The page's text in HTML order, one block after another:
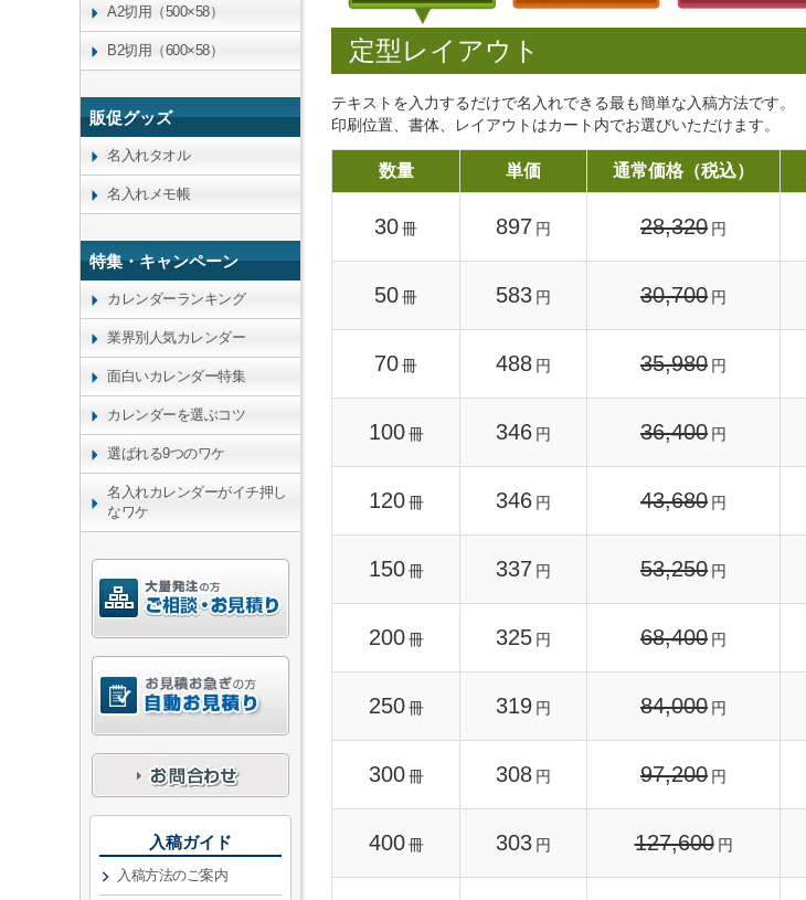
定型レイアウト
テキストを入力するだけで名入れできる最も簡単な入稿方法です。
印刷位置、書体、レイアウトはカート内でお選びいただけます。
数量 単価 通常価格（税込）
30冊 897 円 28,320 円
50冊 583 円 30,700 円
70冊 488 円 35,980 円
100 冊 346 円 36,400 円
120 冊 346 円 43,680 円
150 冊 337 円 53,250 円
200 冊 325 円 68,400 円
250 冊 319 円 84,000 円
300 冊 308 円 97,200 円
400 冊 303 円 127,600 円
A2切用（500×58）
B2切用（600×58）
販促グッズ
名入れタオル
名入れメモ帳
特集・キャンペーン
カレンダーランキング
業界別人気カレンダー
面白いカレンダー特集
カレンダーを選ぶコツ
選ばれる9つのワケ
名入れカレンダーがイチ押し
なワケ
入稿ガイド
入稿方法のご案内